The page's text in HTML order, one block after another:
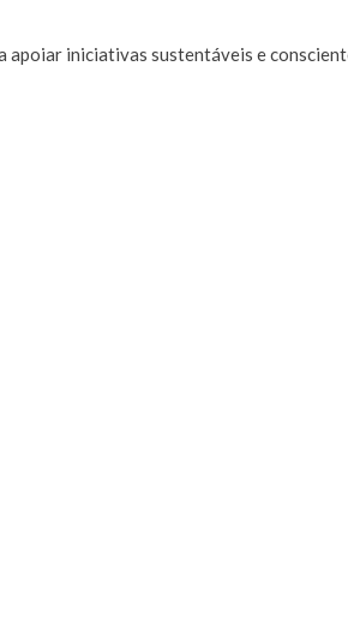
apoiar iniciativas sustentáveis e